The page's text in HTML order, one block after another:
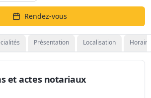
Rendez-vous
Présentation Localisation
et actes notariaux